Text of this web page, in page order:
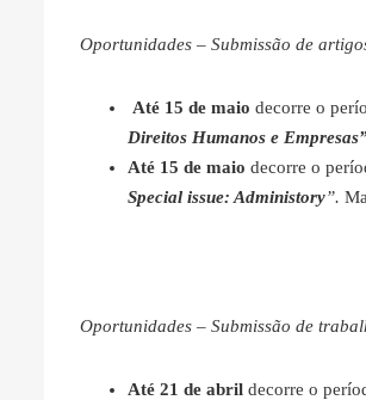
Oportunidades – Submissão de
Até 15 de maio decorre o
Direitos Humanos e
Até 15 de maio decorre o
Special issue: Administory”.
Oportunidades – Submissão de
Até 21 de abril decorre o